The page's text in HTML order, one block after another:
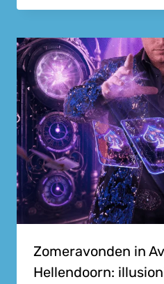
Zomeravonden in
Hellendoorn: